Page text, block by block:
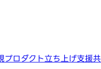
プロダクト立ち上げ支援